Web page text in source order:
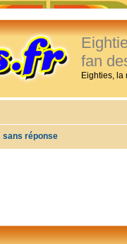
fan
Eighties, la
sans réponse
AVANCÉE